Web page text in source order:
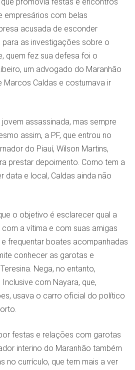
empresários com belas
acusada de esconder
as investigações sobre o
quem fez sua defesa foi o
um advogado do Maranhão
Marcos Caldas e costumava ir
assassinada, mas sempre
assim, a PF, que entrou no
do Piauí, Wilson Martins,
prestar depoimento. Como tem a
data e local, Caldas ainda não
o objetivo é esclarecer qual a
a vítima e com suas amigas
frequentar boates acompanhadas
conhecer as garotas e
Nega, no entanto,
com Nayara, que,
usava o carro oficial do político
festas e relações com garotas
interino do Maranhão também
no currículo, que tem mais a ver